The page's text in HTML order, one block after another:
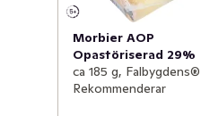
Morbier AOP
Opastöriserad 29%
ca 185 g, Falbygdens®
Rekommenderar